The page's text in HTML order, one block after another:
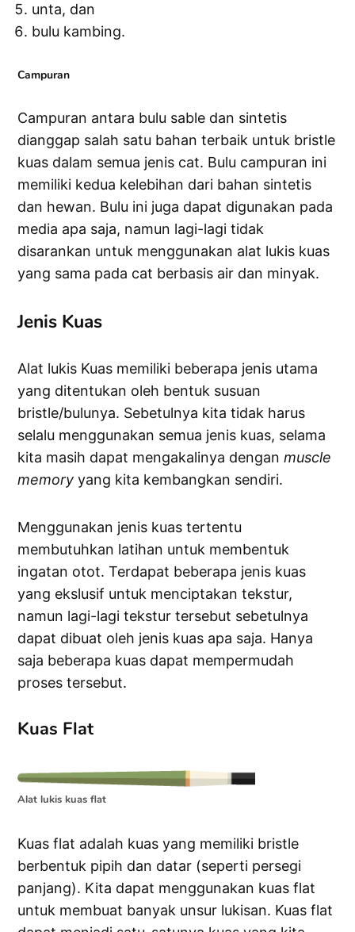
unta, dan
bulu kambing.
Campuran
Campuran antara bulu sable dan sintetis
dianggap salah satu bahan terbaik untuk bristle
kuas dalam semua jenis cat. Bulu campuran ini
memiliki kedua kelebihan dari bahan sintetis
dan hewan. Bulu ini juga dapat digunakan pada
media apa saja, namun lagi-lagi tidak
disarankan untuk menggunakan alat lukis kuas
yang sama pada cat berbasis air dan minyak.
Jenis Kuas
Alat lukis Kuas memiliki beberapa jenis utama
yang ditentukan oleh bentuk susuan
bristle/bulunya. Sebetulnya kita tidak harus
selalu menggunakan semua jenis kuas, selama
kita masih dapat mengakalinya denganmuscle
memoryyang kita kembangkan sendiri.
Menggunakan jenis kuas tertentu
membutuhkan latihan untuk membentuk
ingatan otot. Terdapat beberapa jenis kuas
yang ekslusif untuk menciptakan tekstur,
namun lagi-lagi tekstur tersebut sebetulnya
dapat dibuat oleh jenis kuas apa saja. Hanya
saja beberapa kuas dapat mempermudah
proses tersebut.
Kuas Flat
Alat lukis kuas flat
Kuas flat adalah kuas yang memiliki bristle
berbentuk pipih dan datar (seperti persegi
panjang). Kita dapat menggunakan kuas flat
untuk membuat banyak unsur lukisan. Kuas flat